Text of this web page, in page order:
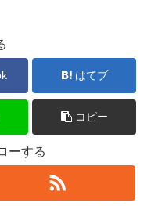
はてブ
コピー
ーする